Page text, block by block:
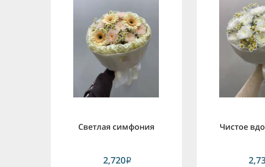
Светлая симфония
2,720i
Чистое